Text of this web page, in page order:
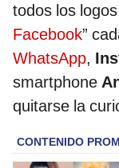
todos los
Facebook”
WhatsApp,
smartphone
quitarse la